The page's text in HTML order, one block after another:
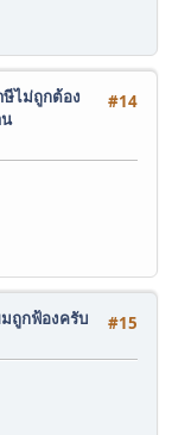
#14
ษีไม่ถูกต้อง
#15
ถูกฟ้องครับ